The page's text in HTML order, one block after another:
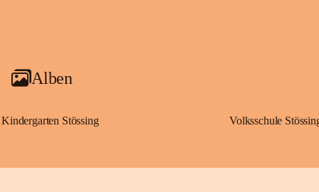
Alben
Kindergarten Stössing Volksschule